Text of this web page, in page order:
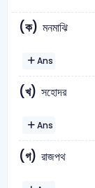
(ক) মনমাঝি
Ans
(খ) সহোদর
Ans
(গ) রাজপথ